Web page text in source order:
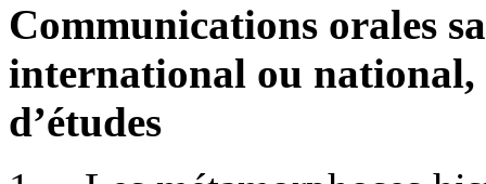
Communications orales
international ou national,
d’études